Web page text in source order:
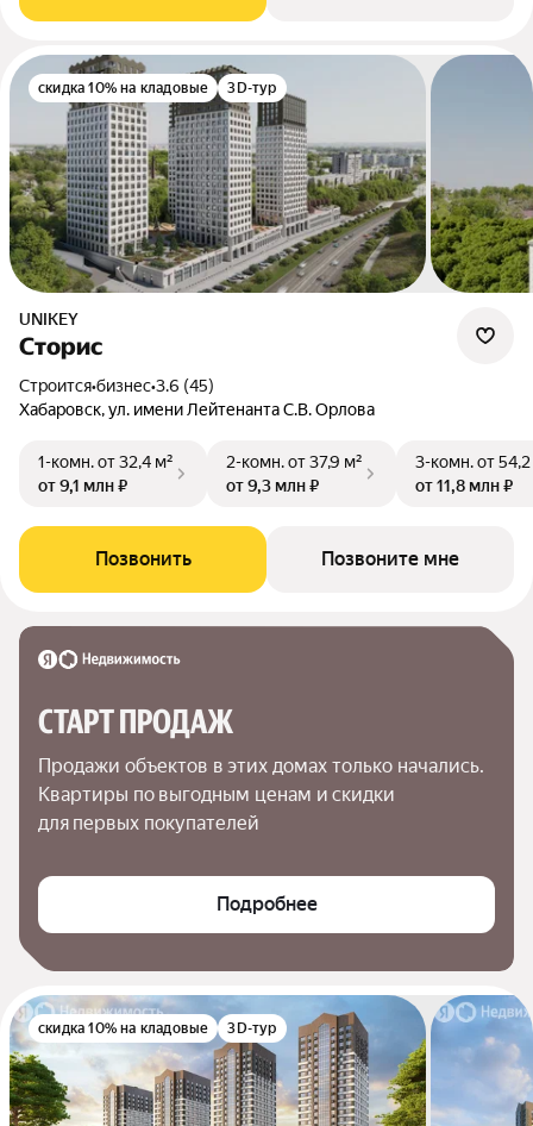
скидка 10% на кладовые 3D-тур
UNIKEY
Сторис
Строится•бизнес•3.6 (45)
Хабаровск, ул. имени Лейтенанта С.В. Орлова
1-комн.от 32,4 м²
от 9,1 млн ₽
2-комн.от 37,9 м²
от 9,3 млн ₽
3-комн.от
от 11,8 млн ₽
Позвонить Позвоните мне
СТАРТ ПРОДАЖ
Продажи объектов в этих домах только начались.
Квартиры по выгодным ценам и скидки
для первых покупателей
Подробнее
скидка 10% на кладовые 3D-тур